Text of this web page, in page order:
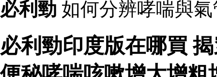
必利勁 如何分辨哮喘與
必利勁印度版在哪買